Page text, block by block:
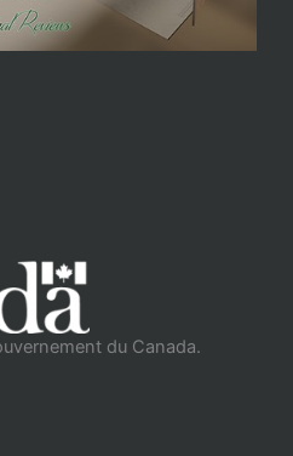
du Canada.